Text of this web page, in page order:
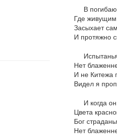
В
Где живущим
Засыхает
И протяжно
Нет
И не Китежа
Видел я
И когда
Цвета
Бог
Нет